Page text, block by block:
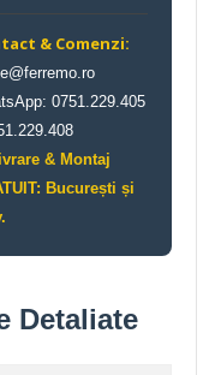
& Comenzi:
0751.229.405
& Montaj
București și
Detaliate